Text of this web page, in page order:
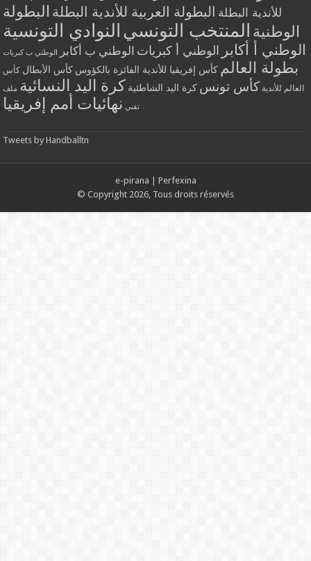
للأندية البطلة البطولة العربية للأندية البطلة البطولة
الوطنية المنتخب التونسي النوادي التونسية
الوطني أ أكابر الوطني أ كبريات الوطني ب أكابر الوطني ب كبريات
بطولة العالم كأس إفريقيا للأندية الفائزة بالكؤوس كأس الأبطال كأس
العالم للأندية كأس تونس كرة اليد الشاطئية كرة اليد النسائية ملف
تقني نهائيات أمم إفريقيا
Tweets by Handballtn
e-pirana
Perfexina
© Copyright 2026, Tous droits réservés